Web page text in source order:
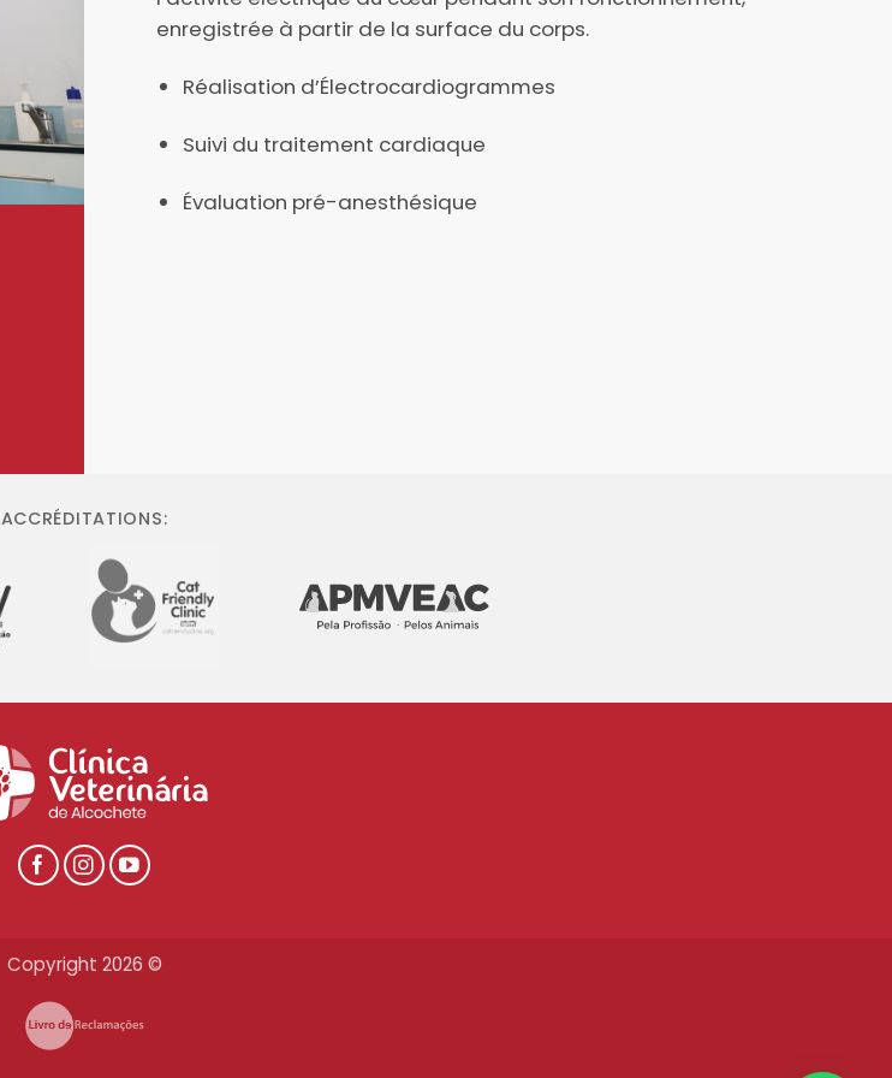
enregistrée à partir de la surface du corps.
Réalisation d’Électrocardiogrammes
Suivi du traitement cardiaque
Évaluation pré-anesthésique
ACCRÉDITATIONS:
Copyright 2026 ©